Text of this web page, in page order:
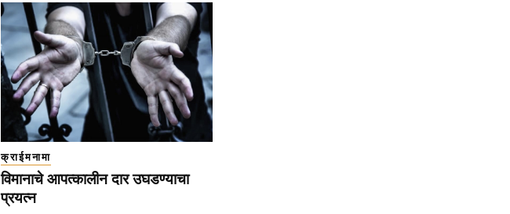
क्राईमनामा
विमानाचे आपत्कालीन दार उघडण्याचा
प्रयत्न